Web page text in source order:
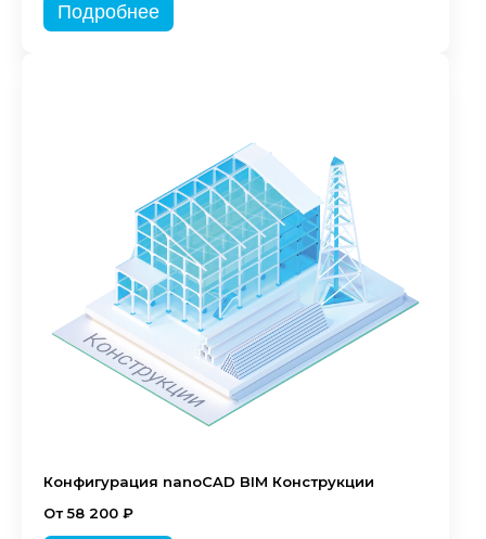
Подробнее
Конфигурация nanoCAD BIM Конструкции
От 58 200 ₽